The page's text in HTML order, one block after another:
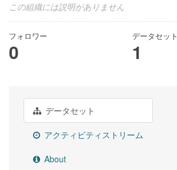
この組織には説明がありません
フォロワー
0
データセット
1
データセット
アクティビティストリーム
About